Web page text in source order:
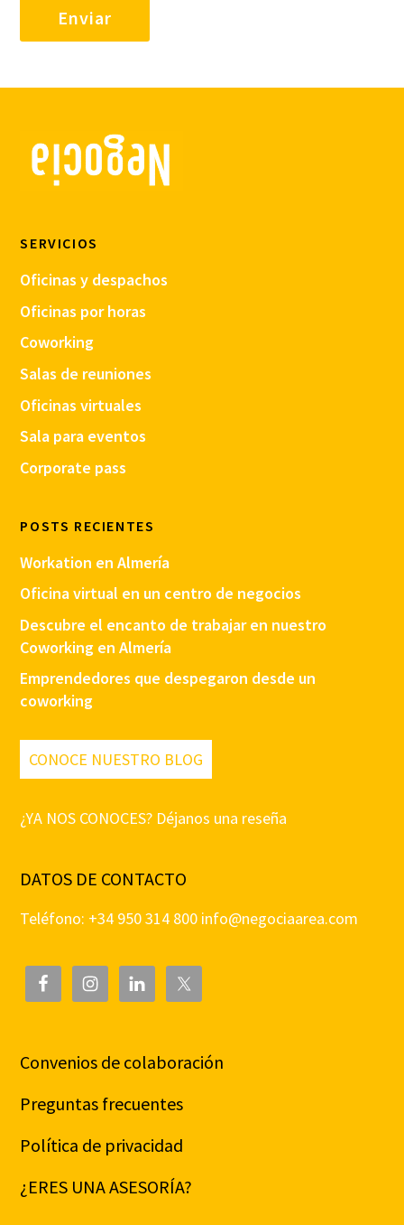
SERVICIOS
Oficinas y despachos
Oficinas por horas
Coworking
Salas de reuniones
Oficinas virtuales
Sala para eventos
Corporate pass
POSTS RECIENTES
Workation en Almería
Oficina virtual en un centro de negocios
Descubre el encanto de trabajar en nuestro
Coworking en Almería
Emprendedores que despegaron desde un
coworking
CONOCE NUESTRO BLOG
¿YA NOS CONOCES? Déjanos una reseña
DATOS DE CONTACTO
Teléfono: +34 950 314 800 info@negociaarea.com
Convenios de colaboración
Preguntas frecuentes
Política de privacidad
¿ERES UNA ASESORÍA?